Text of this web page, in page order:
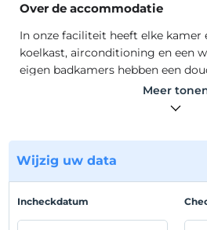
Over de accommodatie
In onze faciliteit heeft elke kamer
koelkast, airconditioning en een
eigen badkamers hebben een
een verwarmd handdoekenrek
Sommige kamers hebben een
genieten van een Turks ontbijt
het terras van het restaurant met
U loopt in minder dan 5 minuten
winkels, waar u lokale en
Meer
Wijzig uw data
Incheckdatum